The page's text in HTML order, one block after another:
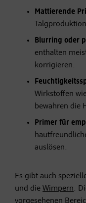
Mattierende
Blurring oder
enthalten
korrigieren.
Wirkstoffen
bewahren die
Primer für
auslösen.
Es gibt auch
und die Wimpern.
vorgesehenen